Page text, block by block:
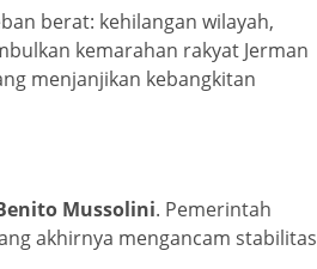
berat: kehilangan wilayah,
kemarahan rakyat Jerman
menjanjikan kebangkitan
Mussolini. Pemerintah
akhirnya mengancam stabilitas